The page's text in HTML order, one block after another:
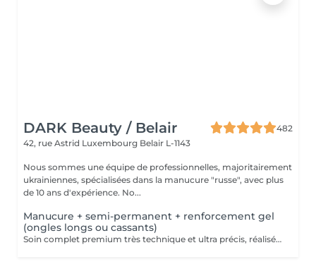
DARK Beauty / Belair
482
42, rue Astrid Luxembourg Belair L-1143
Nous sommes une équipe de professionnelles, majoritairement
ukrainiennes, spécialisées dans la manucure "russe", avec plus
de 10 ans d'expérience. No...
Manucure + semi-permanent + renforcement gel
(ongles longs ou cassants)
Soin complet premium très technique et ultra précis, réalisé principalement à la ponceuse afin d'obtenir un contour d'ongle parfaitement net et une application du vernis au plus près, voire légèrement sous la cuticule. Cette technique permet de retarder visuellement la repousse d'environ 10 jours. Résultat visuel : -Ongles extrêmement soignés, contours nets, forme impeccable -Effet Instagram / photo studio : propre, précis, sans petites peaux apparentes Nous incluons un renforcement en gel, fortement conseillé pour les ongles longs, fragiles ou cassants. Une solution idéale pour des ongles impeccables et durables : -Tenue moyenne : Jusqu'à 4 semaines !!!! Contenu de la prestation -> 95 € : -Dépose de l'ancien vernis semi-permanent et/ou gel (si nécessaire, déjà incluse dans ce prix/service) -Préparation très minutieuse de la plaque de l'ongle -Élimination des peaux mortes -Mise en forme et limage des ongles -Traitement délicat des cuticules -Renforcement en gel -Correction de la forme naturelle des ongles (optionnel, réservez svp "AVEC décoration simple" dans ce cas) -Application du vernis semi-permanent -Application d'huile pour cuticules et de crème pour les mains Optionnel : -Prix par ongle pour extension jusqu'à 5 ongles (réservez svp "AVEC décoration simple" dans ce cas) +3€ par ongle -Prix par ongle pour décoration jusqu'à 5 ongles (réservez svp "AVEC décoration simple" dans ce cas) +3€ par ongle -Prix pour décoration simple (French, Chrome, Baby Boomer, Cat Eyes, Stickers, Foil) 6-10 ongles -> +20€ -Prix pour décoration complexe (3D, Dessins à la mains, Stamping, French avec Chrome, Baby Boomer avec Chrome, French avec Cat Eyes) 6-10 ongles -> +30€